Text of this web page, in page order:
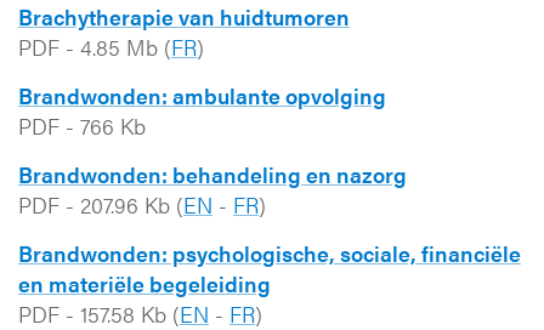
Brachytherapie van huidtumoren
PDF - 4.85 Mb (FR)
Brandwonden: ambulante opvolging
PDF - 766 Kb
Brandwonden: behandeling en nazorg
PDF - 207.96 Kb (EN - FR)
Brandwonden: psychologische, sociale, financiële
en materiële begeleiding
PDF - 157.58 Kb (EN - FR)